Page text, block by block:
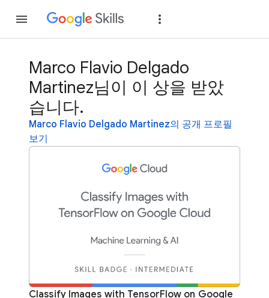
Marco Flavio Delgado
Martinez님이 이 상을 받았
습니다.
Marco Flavio Delgado Martinez의 공개 프로필
보기